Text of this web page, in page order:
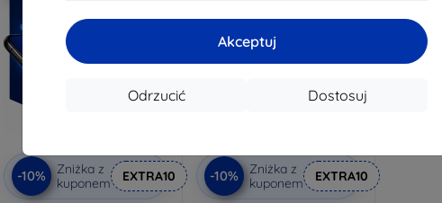
Akceptuj
Dostosuj
Odrzucić
-10%
Zniżka z
kuponem
EXTRA10 -10%
Zniżka z
kuponem
EXTRA10